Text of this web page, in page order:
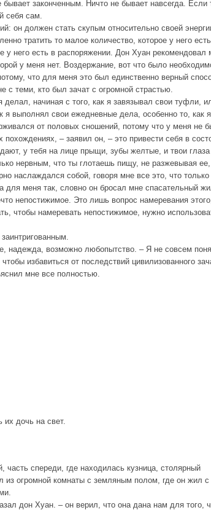
законченным. Ничто не бывает навсегда. Если
себя сам.
должен стать скупым относительно своей
тратить то малое количество, которое у него
у него есть в распоряжении. Дон Хуан рекомендовал
у меня нет. Воздержание, вот что было
что для меня это был единственно верный
с теми, кто был зачат с огромной страстью.
начиная с того, как я завязывал свои туфли,
я выполнял свои ежедневные дела, особенно то, как я
от половых сношений, потому что у меня не
– заявил он, – это привести себя в
у тебя на лице прыщи, зубы желтые, и твои
нервным, что ты глотаешь пищу, не разжевывая ее,
наслаждался собой, говоря мне все это, что
меня так, словно он бросал мне спасательный
непостижимое. Это лишь вопрос намеревания
чтобы намеревать непостижимое, нужно
надежда, возможно любопытство. – Я не совсем
избавиться от последствий цивилизованного
мне все полностью.
их дочь на свет.
спереди, где находилась кузница, столярный
из огромной комнаты с земляным полом, где он жил с
дон Хуан. – он верил, что она дана нам для того,